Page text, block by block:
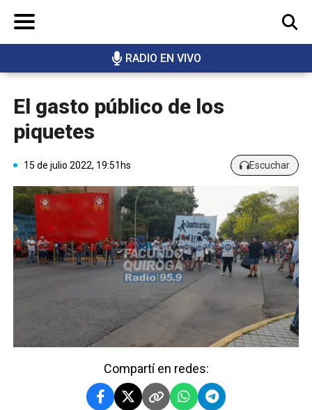
RADIO EN VIVO
BUSCAR
El gasto público de los
piquetes
15 de julio 2022, 19:51hs Escuchar
Compartí en redes: